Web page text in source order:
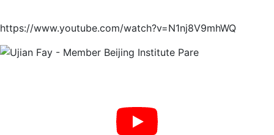
https://www.youtube.com/watch?v=N1nj8V9mhWQ